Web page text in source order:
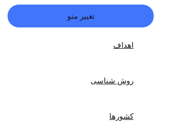
تغییر منو
اهداف
روش شناسی
کشورها